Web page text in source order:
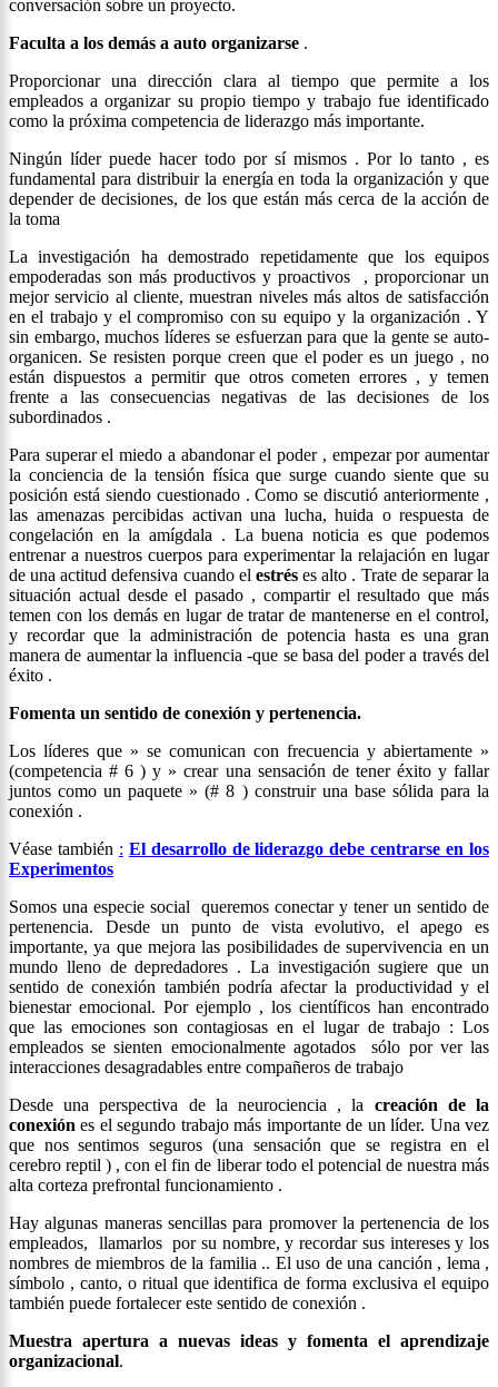
conversación sobre un proyecto.
Faculta a los demás a auto organizarse .
Proporcionar una dirección clara al tiempo que permite a los
empleados a organizar su propio tiempo y trabajo fue identificado
como la próxima competencia de liderazgo más importante.
Ningún líder puede hacer todo por sí mismos . Por lo tanto , es
fundamental para distribuir la energía en toda la organización y que
depender de decisiones, de los que están más cerca de la acción de
la toma
La investigación ha demostrado repetidamente que los equipos
empoderadas son más productivos y proactivos , proporcionar un
mejor servicio al cliente, muestran niveles más altos de satisfacción
en el trabajo y el compromiso con su equipo y la organización . Y
sin embargo, muchos líderes se esfuerzan para que la gente se auto-
organicen. Se resisten porque creen que el poder es un juego , no
están dispuestos a permitir que otros cometen errores , y temen
frente a las consecuencias negativas de las decisiones de los
subordinados .
Para superar el miedo a abandonar el poder , empezar por aumentar
la conciencia de la tensión física que surge cuando siente que su
posición está siendo cuestionado . Como se discutió anteriormente ,
las amenazas percibidas activan una lucha, huida o respuesta de
congelación en la amígdala . La buena noticia es que podemos
entrenar a nuestros cuerpos para experimentar la relajación en lugar
de una actitud defensiva cuando el estréses alto . Trate de separar la
situación actual desde el pasado , compartir el resultado que más
temen con los demás en lugar de tratar de mantenerse en el control,
y recordar que la administración de potencia hasta es una gran
manera de aumentar la influencia -que se basa del poder a través del
éxito .
Fomenta un sentido de conexión y pertenencia.
Los líderes que » se comunican con frecuencia y abiertamente »
(competencia # 6 ) y » crear una sensación de tener éxito y fallar
juntos como un paquete » (# 8 ) construir una base sólida para la
conexión .
Véase también : El desarrollo de liderazgo debe centrarse en los
Experimentos
Somos una especie social queremos conectar y tener un sentido de
pertenencia. Desde un punto de vista evolutivo, el apego es
importante, ya que mejora las posibilidades de supervivencia en un
mundo lleno de depredadores . La investigación sugiere que un
sentido de conexión también podría afectar la productividad y el
bienestar emocional. Por ejemplo , los científicos han encontrado
que las emociones son contagiosas en el lugar de trabajo : Los
empleados se sienten emocionalmente agotados sólo por ver las
interacciones desagradables entre compañeros de trabajo
Desde una perspectiva de la neurociencia , la creación de la
conexión es el segundo trabajo más importante de un líder. Una vez
que nos sentimos seguros (una sensación que se registra en el
cerebro reptil ) , con el fin de liberar todo el potencial de nuestra más
alta corteza prefrontal funcionamiento .
Hay algunas maneras sencillas para promover la pertenencia de los
empleados, llamarlos por su nombre, y recordar sus intereses y los
nombres de miembros de la familia .. El uso de una canción , lema ,
símbolo , canto, o ritual que identifica de forma exclusiva el equipo
también puede fortalecer este sentido de conexión .
Muestra apertura a nuevas ideas y fomenta el aprendizaje
organizacional.